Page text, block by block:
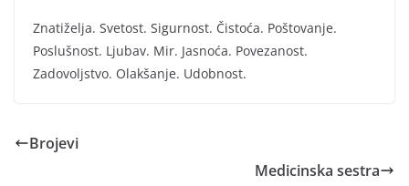
Znatiželja. Svetost. Sigurnost. Čistoća. Poštovanje.
Poslušnost. Ljubav. Mir. Jasnoća. Povezanost.
Zadovoljstvo. Olakšanje. Udobnost.
Brojevi
Medicinska sestra